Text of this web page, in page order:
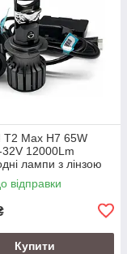
T2 Max H7 65W
12000Lm
лампи з лінзою
відправки
Купити